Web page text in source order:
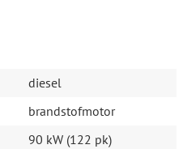
diesel
brandstofmotor
90 kW (122 pk)